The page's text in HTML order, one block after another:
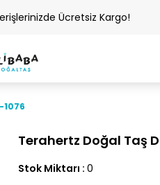
Ücretsiz Kargo!
Terahertz Doğal Taş
Stok Miktarı : 0